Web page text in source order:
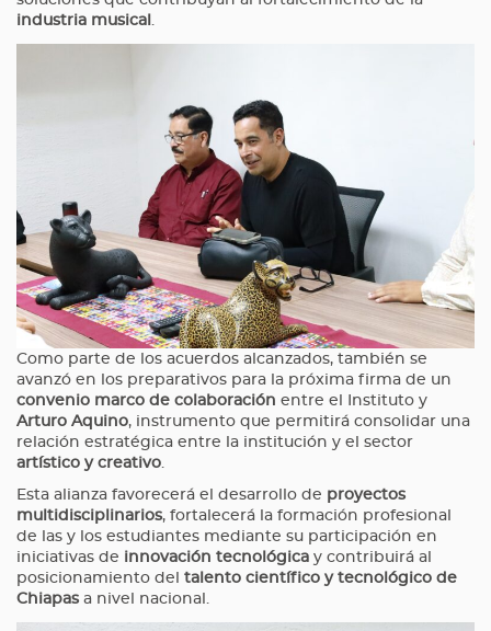
industria musical .
Como parte de los acuerdos alcanzados, también se
avanzó en los preparativos para la próxima firma de un
convenio marco de colaboración entre el Instituto y
Arturo Aquino, instrumento que permitirá consolidar una
relación estratégica entre la institución y el sector
artístico y creativo
Esta alianza favorecerá el desarrollo de proyectos
multidisciplinarios, fortalecerá la formación profesional
de las y los estudiantes mediante su participación en
iniciativas de innovación tecnológica y contribuirá al
posicionamiento del talento científico y tecnológico de
Chiapas a nivel nacional.